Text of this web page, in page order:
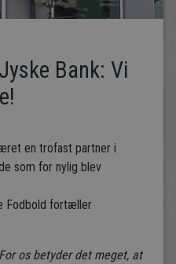
Bank: Vi
en trofast partner i
som for nylig blev
Fodbold fortæller
os betyder det meget, at